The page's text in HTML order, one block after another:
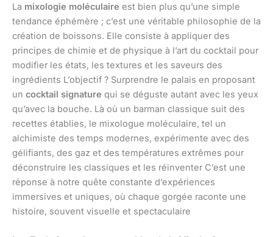
La mixologie moléculaire est bien plus qu’une simple
tendance éphémère ; c’est une véritable philosophie de la
création de boissons. Elle consiste à appliquer des
principes de chimie et de physique à l’art du cocktail pour
modifier les états, les textures et les saveurs des
ingrédients L’objectif ? Surprendre le palais en proposant
un cocktail signature qui se déguste autant avec les yeux
qu’avec la bouche. Là où un barman classique suit des
recettes établies, le mixologue moléculaire, tel un
alchimiste des temps modernes, expérimente avec des
gélifiants, des gaz et des températures extrêmes pour
déconstruire les classiques et les réinventer C’est une
réponse à notre quête constante d’expériences
immersives et uniques, où chaque gorgée raconte une
histoire, souvent visuelle et spectaculaire